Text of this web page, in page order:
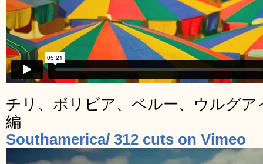
チリ、ボリビア、ペルー、ウルグ
編
Southamerica/ 312 cuts on Vimeo